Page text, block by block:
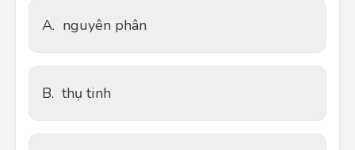
A. nguyên phân
B. thụ tinh